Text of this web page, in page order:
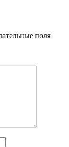
поля